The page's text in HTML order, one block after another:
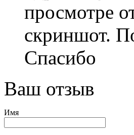
просмотре
скриншот.
Спасибо
Ваш отзыв
Имя